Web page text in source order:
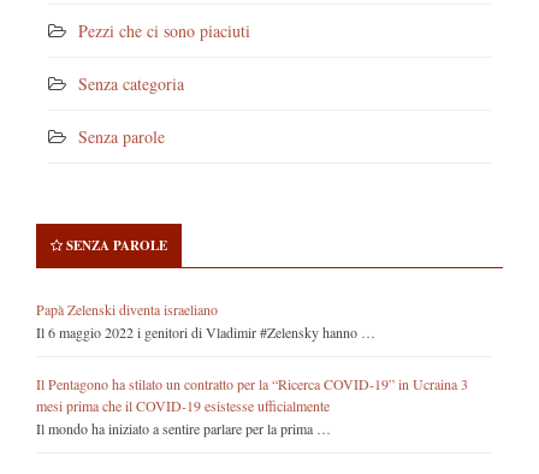
Pezzi che ci sono piaciuti
Senza categoria
Senza parole
SENZA PAROLE
Papà Zelenski diventa israeliano
Il 6 maggio 2022 i genitori di Vladimir #Zelensky hanno …
Il Pentagono ha stilato un contratto per la “Ricerca COVID-19” in Ucraina 3
mesi prima che il COVID-19 esistesse ufficialmente
Il mondo ha iniziato a sentire parlare per la prima …